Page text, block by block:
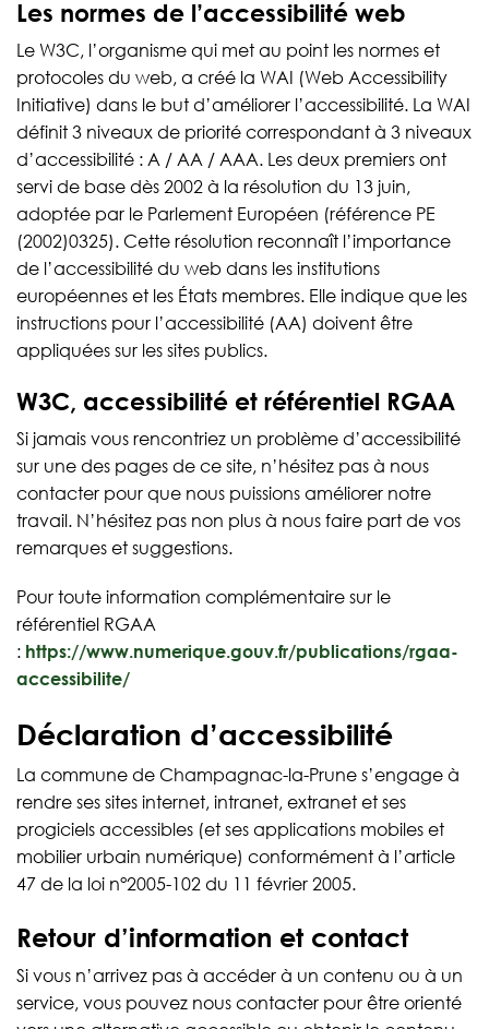
Les normes de l’accessibilité web
Le W3C, l’organisme qui met au point les normes et
protocoles du web, a créé la WAI (Web Accessibility
Initiative) dans le but d’améliorer l’accessibilité. La WAI
définit 3 niveaux de priorité correspondant à 3 niveaux
d’accessibilité : A / AA / AAA. Les deux premiers ont
servi de base dès 2002 à la résolution du 13 juin,
adoptée par le Parlement Européen (référence PE
(2002)0325). Cette résolution reconnaît l’importance
de l’accessibilité du web dans les institutions
européennes et les États membres. Elle indique que les
instructions pour l’accessibilité (AA) doivent être
appliquées sur les sites publics.
W3C, accessibilité et référentiel RGAA
Si jamais vous rencontriez un problème d’accessibilité
sur une des pages de ce site, n’hésitez pas à nous
contacter pour que nous puissions améliorer notre
travail. N’hésitez pas non plus à nous faire part de vos
remarques et suggestions.
Pour toute information complémentaire sur le
référentiel RGAA
: https://www.numerique.gouv.fr/publications/rgaa-
accessibilite/
Déclaration d’accessibilité
La commune de Champagnac-la-Prune s’engage à
rendre ses sites internet, intranet, extranet et ses
progiciels accessibles (et ses applications mobiles et
mobilier urbain numérique) conformément à l’article
47 de la loi n°2005-102 du 11 février 2005.
Retour d’information et contact
Si vous n’arrivez pas à accéder à un contenu ou à un
service, vous pouvez nous contacter pour être orienté